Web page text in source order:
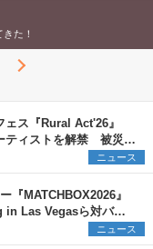
ス『Rural Act'26』
ティストを解禁 被災地
表
ニュース
MATCHBOX2026』
Las Vegasら対バン
ニュース